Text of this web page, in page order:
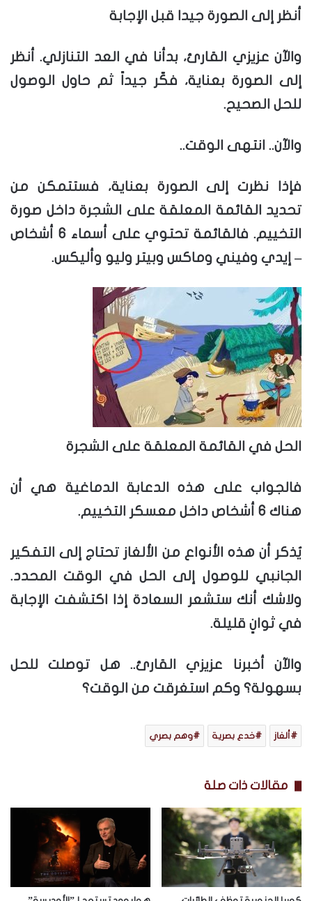
أنظر إلى الصورة جيدا قبل الإجابة
والآن عزيزي القارئ، بدأنا في العد التنازلي. أنظر
إلى الصورة بعناية، فكّر جيداً ثم حاول الوصول
للحل الصحيح.
والآن.. انتهى الوقت..
فإذا نظرت إلى الصورة بعناية، فستتمكن من
تحديد القائمة المعلقة على الشجرة داخل صورة
التخييم. فالقائمة تحتوي على أسماء 6 أشخاص
– إيدي وفيني وماكس وبيتر وليو وأليكس.
الحل في القائمة المعلقة على الشجرة
فالجواب على هذه الدعابة الدماغية هي أن
هناك 6 أشخاص داخل معسكر التخييم.
يُذكر أن هذه الأنواع من الألغاز تحتاج إلى التفكير
الجانبي للوصول إلى الحل في الوقت المحدد.
ولاشك أنك ستشعر السعادة إذا اكتشفت الإجابة
في ثوانٍ قليلة.
والآن أخبرنا عزيزي القارئ.. هل توصلت للحل
بسهولة؟ وكم استغرقت من الوقت؟
ألغاز خدع بصرية وهم بصري
مقالات ذات صلة